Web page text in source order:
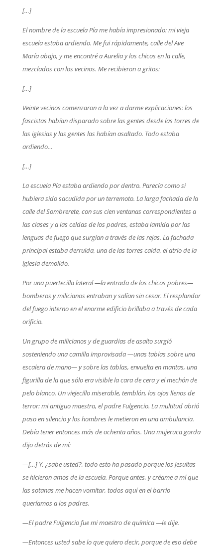
[…]
El nombre de la escuela Pía me había impresionado: mi vieja
escuela estaba ardiendo. Me fui rápidamente, calle del Ave
María abajo, y me encontré a Aurelia y los chicos en la calle,
mezclados con los vecinos. Me recibieron a gritos:
[…]
Veinte vecinos comenzaron a la vez a darme explicaciones: los
fascistas habían disparado sobre las gentes desde las torres de
las iglesias y las gentes las habían asaltado. Todo estaba
ardiendo…
[…]
La escuela Pía estaba ardiendo por dentro. Parecía como si
hubiera sido sacudida por un terremoto. La larga fachada de la
calle del Sombrerete, con sus cien ventanas correspondientes a
las clases y a las celdas de los padres, estaba lamida por las
lenguas de fuego que surgían a través de las rejas. La fachada
principal estaba derruida, una de las torres caída, el atrio de la
iglesia demolido.
Por una puertecilla lateral —la entrada de los chicos pobres—
bomberos y milicianos entraban y salían sin cesar. El resplandor
del fuego interno en el enorme edificio brillaba a través de cada
orificio.
Un grupo de milicianos y de guardias de asalto surgió
sosteniendo una camilla improvisada —unas tablas sobre una
escalera de mano— y sobre las tablas, envuelta en mantas, una
figurilla de la que sólo era visible la cara de cera y el mechón de
pelo blanco. Un viejecillo miserable, temblón, los ojos llenos de
terror: mi antiguo maestro, el padre Fulgencio. La multitud abrió
paso en silencio y los hombres le metieron en una ambulancia.
Debía tener entonces más de ochenta años. Una mujeruca gorda
dijo detrás de mí:
—[…] Y, ¿sabe usted?, todo esto ha pasado porque los jesuítas
se hicieron amos de la escuela. Porque antes, y créame a mí que
las sotanas me hacen vomitar, todos aquí en el barrio
queríamos a los padres.
—El padre Fulgencio fue mi maestro de química —le dije.
—Entonces usted sabe lo que quiero decir, porque de eso debe